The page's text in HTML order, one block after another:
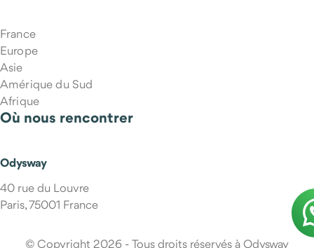
France
Europe
Asie
Amérique du Sud
Afrique
Où nous rencontrer
Odysway
40 rue du Louvre
Paris, 75001 France
© Copyright 2026 - Tous droits réservés à Odysway